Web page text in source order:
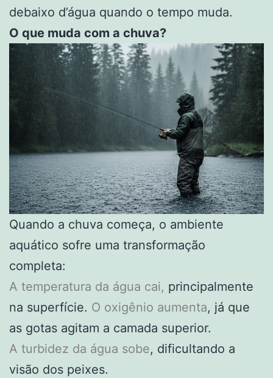
debaixo d’água quando o tempo muda.
O que muda com a chuva?
Quando a chuva começa, o ambiente
aquático sofre uma transformação
completa:
A temperatura da água cai, principalmente
na superfície. O oxigênio aumenta, já que
as gotas agitam a camada superior.
A turbidez da água sobe, dificultando a
visão dos peixes.